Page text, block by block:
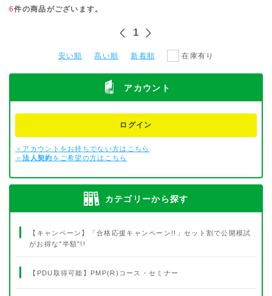
6件の商品がございます。
1
安い順 高い順 新着順 在庫有り
アカウント
ログイン
＞アカウントをお持ちでない方はこちら
＞法人契約 をご希望の方はこちら
カテゴリーから探す
【キャンペーン】「合格応援キャンペーン!!」セット割で公開模試
がお得な"半額"!!
【PDU取得可能】PMP(R)コース・セミナー